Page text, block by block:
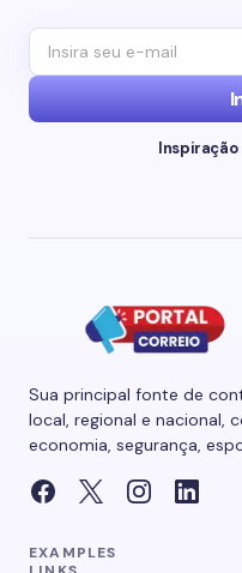
Inspiração
Sua principal fonte de
local, regional e nacional,
economia, segurança,
EXAMPLES